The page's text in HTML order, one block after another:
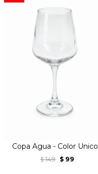
Copa Agua - Color Unico
$ 149 $ 99